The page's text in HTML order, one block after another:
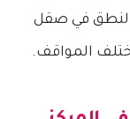
النطق في صقل
المواقف.